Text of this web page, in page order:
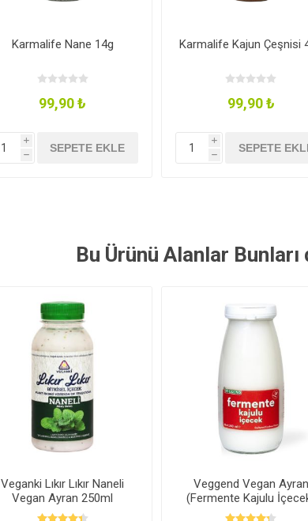
Karmalife Nane 14g
99,90 ₺
i
h
SEPETE EKLE
Karmalife Kajun Çeşnisi
99,90 ₺
i
h
SEPETE
Bu Ürünü Alanlar Bunları
Veganki Lıkır Lıkır Naneli
Vegan Ayran 250ml
Veggend Vegan Ayran
(Fermente Kajulu
245ml